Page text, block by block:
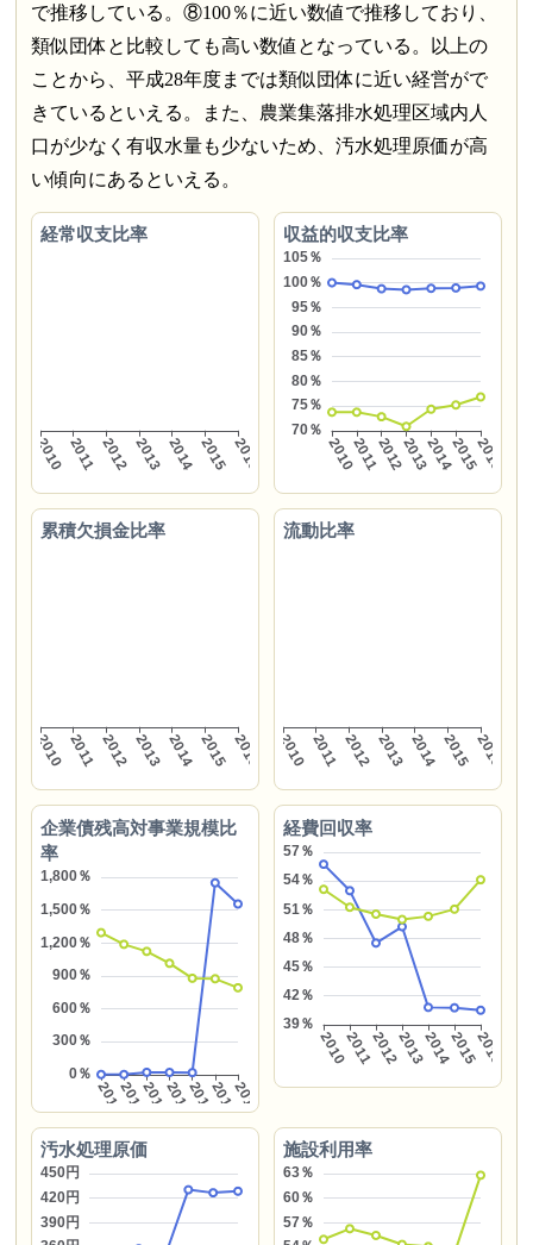
で推移している。⑧100％に近い数値で推移しており、
類似団体と比較しても高い数値となっている。以上の
ことから、平成28年度までは類似団体に近い経営がで
きているといえる。また、農業集落排水処理区域内人
口が少なく有収水量も少ないため、汚水処理原価が高
い傾向にあるといえる。
経常収支比率 収益的収支比率
累積欠損金比率 流動比率
企業債残高対事業規模比
率
経費回収率
汚水処理原価 施設利用率